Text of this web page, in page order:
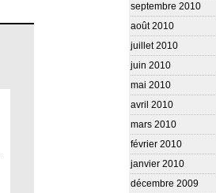
septembre 2010
août 2010
juillet 2010
juin 2010
mai 2010
avril 2010
mars 2010
février 2010
janvier 2010
décembre 2009